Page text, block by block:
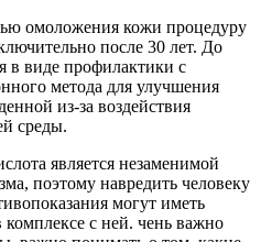
омоложения кожи процедуру
после 30 лет. До
в виде профилактики с
метода для улучшения
из-за воздействия
среды.
является незаменимой
поэтому навредить человеку
могут иметь
комплексе с ней. чень важно